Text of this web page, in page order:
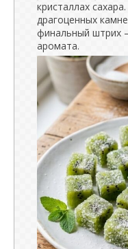
кристаллах
драгоценных
финальный штрих
аромата.